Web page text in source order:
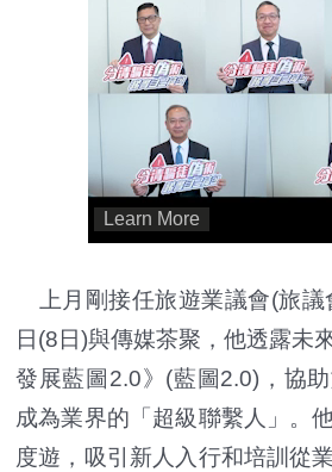
上月剛接任旅遊業議會(旅議
日(8日)與傳媒茶聚，他透露未
發展藍圖2.0》(藍圖2.0)，協
成為業界的「超級聯繫人」。
度遊，吸引新人入行和培訓從